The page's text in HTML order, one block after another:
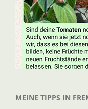
MEINE TIPPS IN